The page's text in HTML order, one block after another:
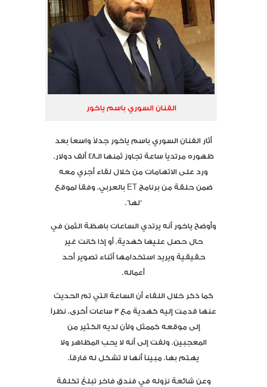
الفنان السوري باسم ياخور
أثار الفنان السوري باسم ياخور جدلاً واسعاً بعد
ظهوره مرتدياً ساعة تجاوز ثمنها الـ48 ألف دولار.
ورد على الاتهامات من خلال لقاء أجري معه
ضمن حلقة من برنامج ET بالعربي. وفقاً لموقع
“لها”.
وأوضح ياخور أنه يرتدي الساعات باهظة الثمن في
حال حصل عليها كهدية. أو إذا كانت غير
حقيقية ويريد استخدامها أثناء تصوير أحد
أعماله.
كما ذكر خلال اللقاء أن الساعة التي تم الحديث
عنها قدمت إليه كهدية مع 3 ساعات أخرى. نظراً
إلى موقعه كممثل ولأن لديه الكثير من
المعجبين. ولفت إلى أنه لا يحب المظاهر ولا
يهتم بها. مبيناً أنها لا تشكل له فارقاً.
وعن شائعة نزوله في فندق فاخر تبلغ تكلفة